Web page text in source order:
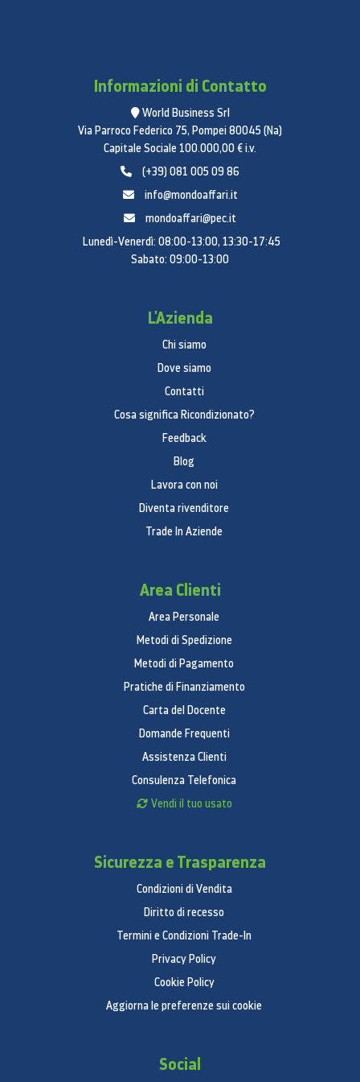
Informazioni di Contatto
World Business Srl
Via Parroco Federico 75, Pompei 80045 (Na)
Capitale Sociale 100.000,00 € i.v.
(+39) 081 005 09 86
info@mondoaffari.it
mondoaffari@pec.it
Lunedì-Venerdì: 08:00-13:00, 13:30-17:45
Sabato: 09:00-13:00
L'Azienda
Chi siamo
Dove siamo
Contatti
Cosa significa Ricondizionato?
Feedback
Blog
Lavora con noi
Diventa rivenditore
Trade In Aziende
Area Clienti
Area Personale
Metodi di Spedizione
Metodi di Pagamento
Pratiche di Finanziamento
Carta del Docente
Domande Frequenti
Assistenza Clienti
Consulenza Telefonica
Vendi il tuo usato
Sicurezza e Trasparenza
Condizioni di Vendita
Diritto di recesso
Termini e Condizioni Trade-In
Privacy Policy
Cookie Policy
Aggiorna le preferenze sui cookie
Social